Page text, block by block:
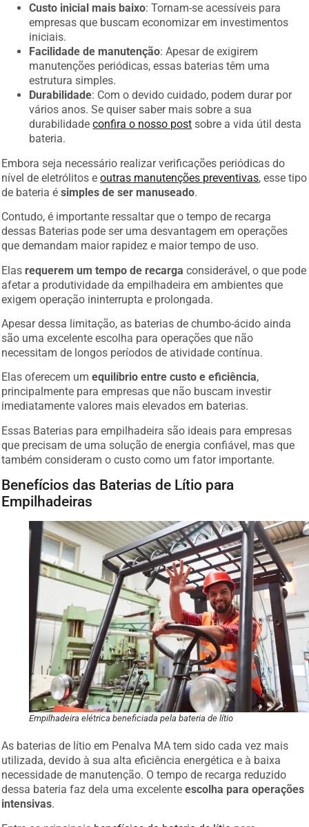
Custo inicial mais baixo: Tornam-se acessíveis para
empresas que buscam economizar em investimentos
iniciais.
Facilidade de manutenção: Apesar de exigirem
manutenções periódicas, essas baterias têm uma
estrutura simples.
Durabilidade: Com o devido cuidado, podem durar por
vários anos. Se quiser saber mais sobre a sua
durabilidadeconfira o nosso post sobre a vida útil desta
bateria.
Embora seja necessário realizar verificações periódicas do
nível de eletrólitos eoutras manutenções preventivas, esse tipo
de bateria ésimples de ser manuseado.
Contudo, é importante ressaltar que o tempo de recarga
dessas Baterias pode ser uma desvantagem em operações
que demandam maior rapidez e maior tempo de uso.
Elas requerem um tempo de recarga considerável, o que pode
afetar a produtividade da empilhadeira em ambientes que
exigem operação ininterrupta e prolongada.
Apesar dessa limitação, as baterias de chumbo-ácido ainda
são uma excelente escolha para operações que não
necessitam de longos períodos de atividade contínua.
Elas oferecem umequilíbrio entre custo e eficiência,
principalmente para empresas que não buscam investir
imediatamente valores mais elevados em baterias.
Essas Baterias para empilhadeira são ideais para empresas
que precisam de uma solução de energia confiável, mas que
também consideram o custo como um fator importante.
Benefícios das Baterias de Lítio para
Empilhadeiras
Empilhadeira elétrica beneficiada pela bateria de lítio
As baterias de lítio em Penalva MA tem sido cada vez mais
utilizada, devido à sua alta eficiência energética e à baixa
necessidade de manutenção. O tempo de recarga reduzido
dessa bateria faz dela uma excelenteescolha para operações
intensivas.